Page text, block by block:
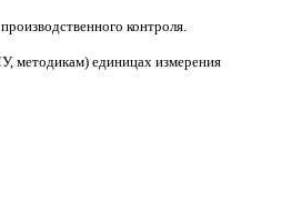
контроля.
методикам) единицах измерения